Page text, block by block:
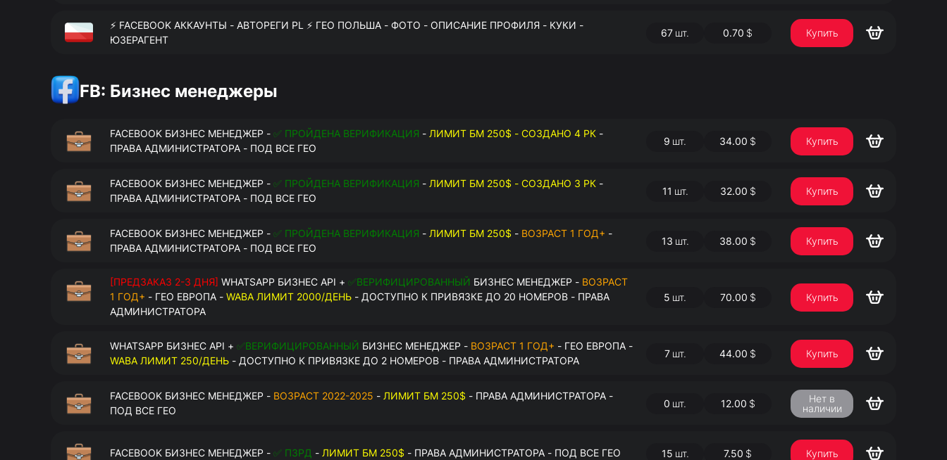
⚡️ FACEBOOK АККАУНТЫ - АВТОРЕГИ PL ⚡️ ГЕО ПОЛЬША - ФОТО - ОПИСАНИЕ ПРОФИЛЯ - КУКИ -
ЮЗЕРАГЕНТ
67 шт. 0.70 $ Купить
FB: Бизнес менеджеры
FACEBOOK БИЗНЕС МЕНЕДЖЕР - ✅ ПРОЙДЕНА ВЕРИФИКАЦИЯ - ЛИМИТ БМ 250$ - СОЗДАНО 4 РК -
ПРАВА АДМИНИСТРАТОРА - ПОД ВСЕ ГЕО
9 шт. 34.00 $ Купить
FACEBOOK БИЗНЕС МЕНЕДЖЕР - ✅ ПРОЙДЕНА ВЕРИФИКАЦИЯ - ЛИМИТ БМ 250$ - СОЗДАНО 3 РК -
ПРАВА АДМИНИСТРАТОРА - ПОД ВСЕ ГЕО
11 шт. 32.00 $ Купить
FACEBOOK БИЗНЕС МЕНЕДЖЕР - ✅ ПРОЙДЕНА ВЕРИФИКАЦИЯ - ЛИМИТ БМ 250$ - ВОЗРАСТ 1 ГОД+ -
ПРАВА АДМИНИСТРАТОРА - ПОД ВСЕ ГЕО
13 шт. 38.00 $ Купить
[ПРЕДЗАКАЗ 2-3 ДНЯ] WHATSAPP БИЗНЕС API + ✅ВЕРИФИЦИРОВАННЫЙ БИЗНЕС МЕНЕДЖЕР - ВОЗРАСТ
1 ГОД+ - ГЕО ЕВРОПА - WABA ЛИМИТ 2000/ДЕНЬ - ДОСТУПНО К ПРИВЯЗКЕ ДО 20 НОМЕРОВ - ПРАВА
АДМИНИСТРАТОРА
5 шт. 70.00 $ Купить
WHATSAPP БИЗНЕС API + ✅ВЕРИФИЦИРОВАННЫЙ БИЗНЕС МЕНЕДЖЕР - ВОЗРАСТ 1 ГОД+ - ГЕО ЕВРОПА -
WABA ЛИМИТ 250/ДЕНЬ - ДОСТУПНО К ПРИВЯЗКЕ ДО 2 НОМЕРОВ - ПРАВА АДМИНИСТРАТОРА
7 шт. 44.00 $ Купить
FACEBOOK БИЗНЕС МЕНЕДЖЕР - ВОЗРАСТ 2022-2025 - ЛИМИТ БМ 250$ - ПРАВА АДМИНИСТРАТОРА -
ПОД ВСЕ ГЕО
0 шт. 12.00 $
Нет в
наличии
FACEBOOK БИЗНЕС МЕНЕДЖЕР - ✅ ПЗРД - ЛИМИТ БМ 250$ - ПРАВА АДМИНИСТРАТОРА - ПОД ВСЕ ГЕО 15 шт. 7.50 $ Купить
$